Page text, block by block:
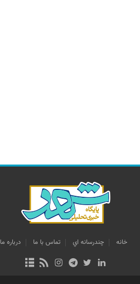
خانه چندرسانه اي تماس با ما درباره ما